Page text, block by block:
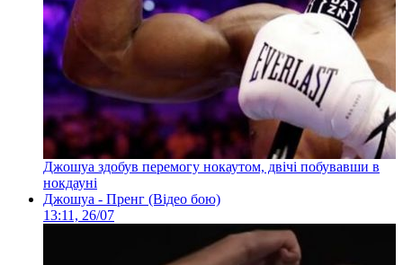
Джошуа здобув перемогу нокаутом, двічі побувавши в
нокдауні
Джошуа - Пренг (Відео бою)
13:11, 26/07